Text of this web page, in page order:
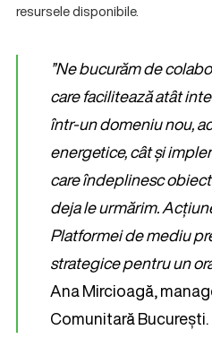
resursele disponibile.
”Ne bucurăm de
care facilitează atât
într-un domeniu nou,
energetice, cât și
care îndeplinesc
deja le urmărim.
Platformei de mediu
strategice pentru un
Ana Mircioagă,
Comunitară București.